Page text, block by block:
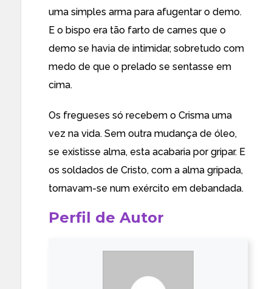
uma simples arma para afugentar o demo.
E o bispo era tão farto de carnes que o
demo se havia de intimidar, sobretudo com
medo de que o prelado se sentasse em
cima.
Os fregueses só recebem o Crisma uma
vez na vida. Sem outra mudança de óleo,
se existisse alma, esta acabaria por gripar. E
os soldados de Cristo, com a alma gripada,
tornavam-se num exército em debandada.
Perfil de Autor